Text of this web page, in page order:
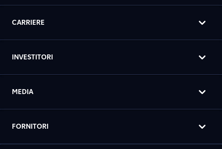
CARRIERE
INVESTITORI
MEDIA
FORNITORI